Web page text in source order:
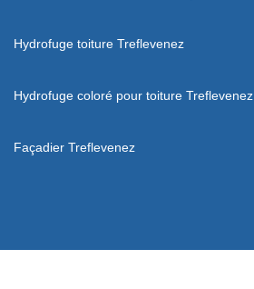
Hydrofuge toiture Treflevenez
Hydrofuge coloré pour toiture Treflevenez
Façadier Treflevenez